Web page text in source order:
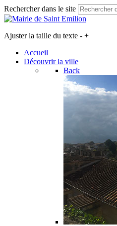
Rechercher dans le site
Ajuster la taille du texte - +
Accueil
Découvrir la ville
Back